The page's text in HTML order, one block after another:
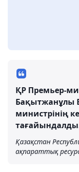
ҚР Премьер-
Бақытжанұлы
министрінің
Қазақстан
ақпараттық